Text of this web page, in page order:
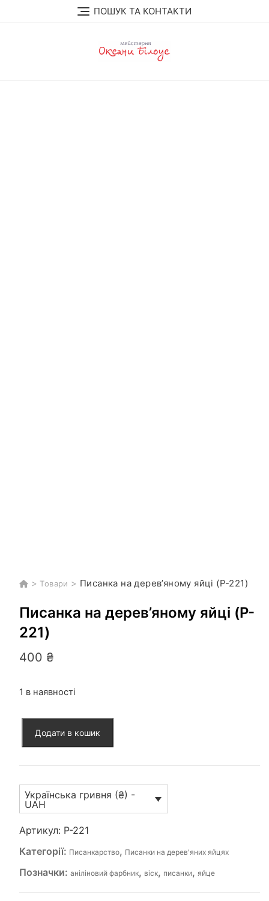
ПОШУК ТА КОНТАКТИ
> Товари > Писанка на дерев’яному яйці (P-221)
Писанка на дерев’яному яйці (P-
221)
400 ₴
1 в наявності
яйці
(P-
221)
кількість
Додати в кошик
Українська гривня (₴) -
UAH
Артикул: P-221
Категорії: Писанкарство, Писанки на дерев'яних яйцях
Позначки: аніліновий фарбник, віск, писанки, яйце